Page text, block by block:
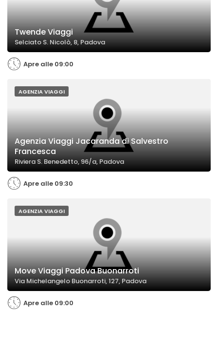
Twende Viaggi
Selciato S. Nicolò, 8, Padova
Apre alle 09:00
AGENZIA VIAGGI
Agenzia Viaggi Jacaranda di Salvestro
Francesca
Riviera S. Benedetto, 96/a, Padova
Apre alle 09:30
AGENZIA VIAGGI
Move Viaggi Padova Buonarroti
Via Michelangelo Buonarroti, 127, Padova
Apre alle 09:00